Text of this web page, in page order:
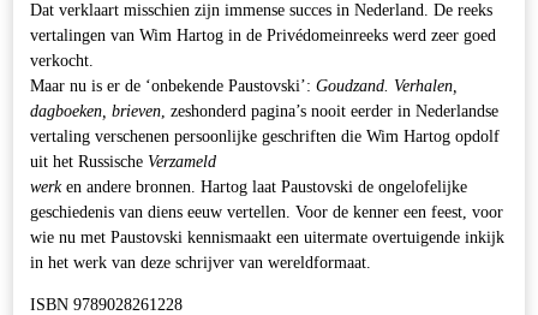
Dat verklaart misschien zijn immense succes in Nederland. De reeks
vertalingen van Wim Hartog in de Privédomeinreeks werd zeer goed
verkocht.
Maar nu is er de ‘onbekende Paustovski’:Goudzand. Verhalen,
dagboeken, brieven, zeshonderd pagina’s nooit eerder in Nederlandse
vertaling verschenen persoonlijke geschriften die Wim Hartog opdolf
uit het Russische Verzameld
werken andere bronnen. Hartog laat Paustovski de ongelofelijke
geschiedenis van diens eeuw vertellen. Voor de kenner een feest, voor
wie nu met Paustovski kennismaakt een uitermate overtuigende inkijk
in het werk van deze schrijver van wereldformaat.
ISBN 9789028261228